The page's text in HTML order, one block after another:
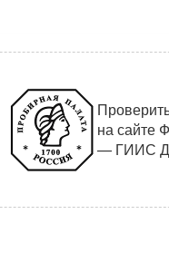
на сайте
— ГИИС